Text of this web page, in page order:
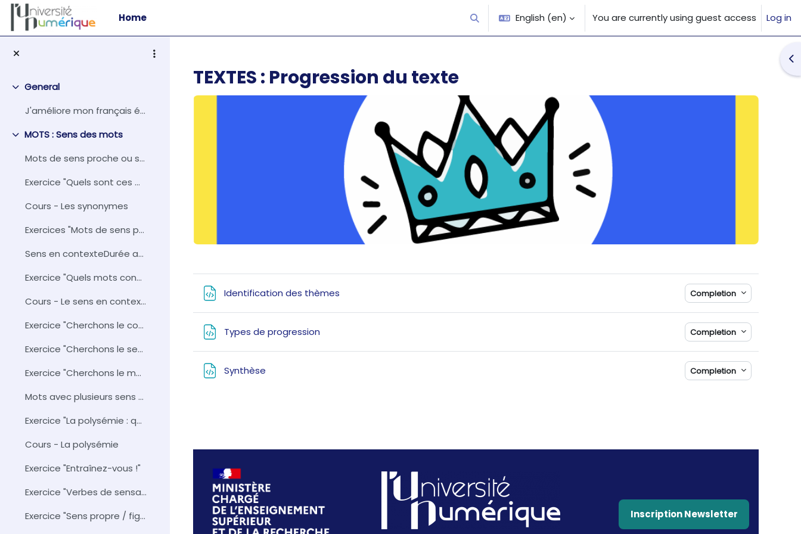
Skip to main content
Home
Toggle search input
English ‎(en)‎ You are currently using guest access Log in
Collapse
General
J'améliore mon français écritCours de l'Universi...
Collapse
MOTS : Sens des mots
Mots de sens proche ou synonymes (copie)
Exercice "Quels sont ces mots ?"
Cours - Les synonymes
Exercices "Mots de sens proche ou synonymes"
Sens en contexteDurée approximative : 30 m...
Exercice "Quels mots concernés ?"
Cours - Le sens en contexte
Exercice "Cherchons le contexte"
Exercice "Cherchons le sens"
Exercice "Cherchons le mot"
Mots avec plusieurs sens ou polysémie D...
Exercice "La polysémie : qu'est-ce que c'est ?"
Cours - La polysémie
Exercice "Entraînez-vous !"
Exercice "Verbes de sensation"
Exercice "Sens propre / figuré" 1
TEXTES : Progression du texte
Section outline
Identification des thèmes Completion
Types de progression Completion
Synthèse Completion
Inscription Newsletter